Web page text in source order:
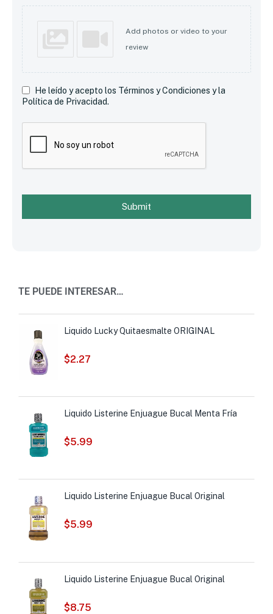
Add photos or video to your
review
He leído y acepto los Términos y Condiciones y la
Política de Privacidad.
Submit
TE PUEDE INTERESAR…
Liquido Lucky Quitaesmalte ORIGINAL
$2.27
Liquido Listerine Enjuague Bucal Menta Fría
$5.99
Liquido Listerine Enjuague Bucal Original
$5.99
Liquido Listerine Enjuague Bucal Original
$8.75